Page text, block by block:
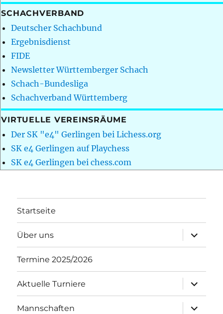
SCHACHVERBAND
Deutscher Schachbund
Ergebnisdienst
FIDE
Newsletter Württemberger Schach
Schach-Bundesliga
Schachverband Württemberg
VIRTUELLE VEREINSRÄUME
Der SK "e4" Gerlingen bei Lichess.org
SK e4 Gerlingen auf Playchess
SK e4 Gerlingen bei chess.com
Startseite
Über uns
öffnen
Termine 2025/2026
Aktuelle Turniere
öffnen
Mannschaften